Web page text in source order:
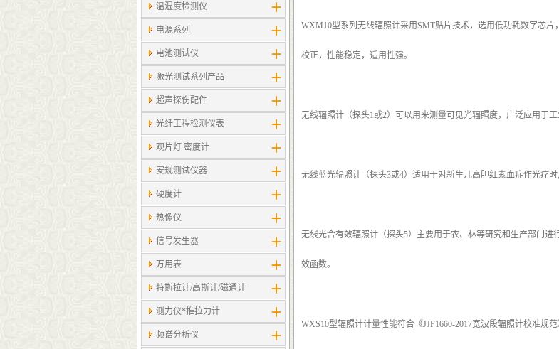
温湿度检测仪
电源系列
电池测试仪
激光测试系列产品
超声探伤配件
光纤工程检测仪表
观片灯 密度计
安规测试仪器
硬度计
热像仪
信号发生器
万用表
特斯拉计/高斯计​/磁通计
测力仪*推拉力计
频谱分析仪
WXM10型系列无线辐照计采用SMT贴片技术，选用低功耗数字芯
校正，性能稳定，适用性强。
无线辐照计（探头1或2）可以用来测量可见光辐照度，广泛应用于
无线蓝光辐照计（探头3或4）适用于对新生儿高胆红素血症作光疗时,
无线光合有效辐照计（探头5）主要用于农、林等研究和生产部门
效函数。
WXS10型辐照计计量性能符合《JJF1660-2017宽波段辐照计校准规范